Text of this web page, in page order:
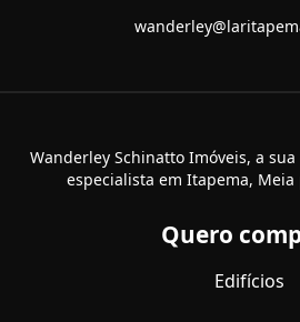
Wanderley Schinatto Imóveis, a
especialista em Itapema, Meia
Quero
Edifícios